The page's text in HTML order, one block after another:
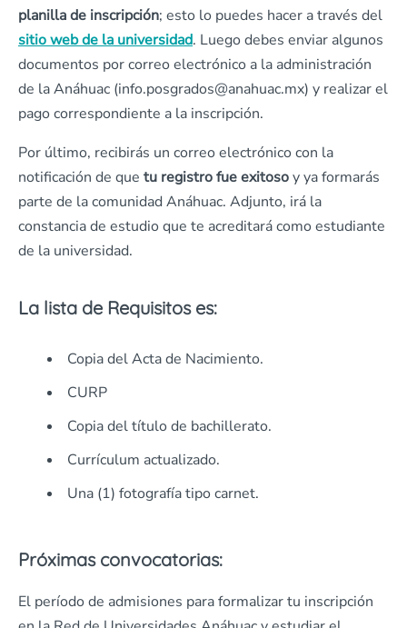
planilla de inscripción; esto lo puedes hacer a través del
sitio web de la universidad. Luego debes enviar algunos
documentos por correo electrónico a la administración
de la Anáhuac (info.posgrados@anahuac.mx) y realizar el
pago correspondiente a la inscripción.
Por último, recibirás un correo electrónico con la
notificación de que tu registro fue exitosoy ya formarás
parte de la comunidad Anáhuac. Adjunto, irá la
constancia de estudio que te acreditará como estudiante
de la universidad.
La lista de Requisitos es:
Copia del Acta de Nacimiento.
CURP
Copia del título de bachillerato.
Currículum actualizado.
Una (1) fotografía tipo carnet.
Próximas convocatorias:
El período de admisiones para formalizar tu inscripción